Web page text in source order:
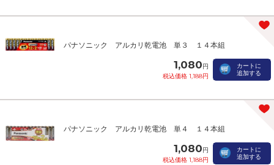
パナソニック アルカリ乾電池 単３ １４本組
1,080円
税込価格 1,188円
カートに
追加する
パナソニック アルカリ乾電池 単４ １４本組
1,080円
税込価格 1,188円
カートに
追加する